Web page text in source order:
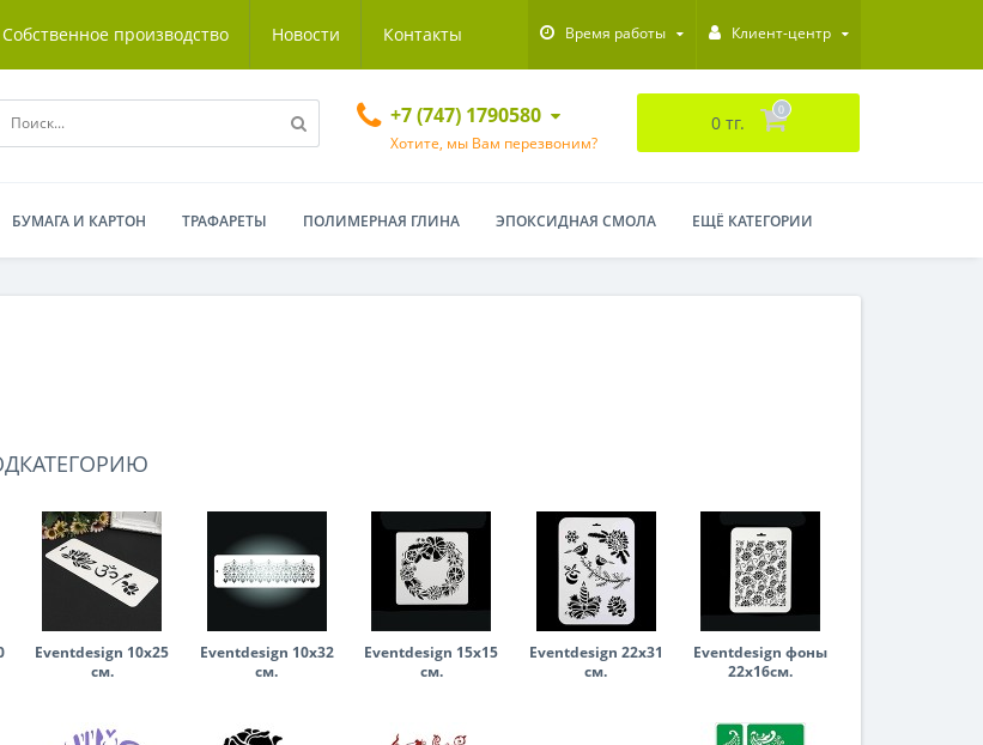
Собственное производство Новости Контакты Время работы Клиент-центр
+7 (747) 1790580
Хотите, мы Вам перезвоним?
0 тг.
0
БУМАГА И КАРТОН ТРАФАРЕТЫ ПОЛИМЕРНАЯ ГЛИНА ЭПОКСИДНАЯ СМОЛА ЕЩЁ КАТЕГОРИИ
Eventdesign 10х25
см.
Eventdesign 10х32
см.
Eventdesign 15х15
см.
Eventdesign 22х31
см.
Eventdesign фоны
22х16см.